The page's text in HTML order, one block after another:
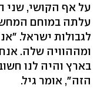
על אף הקושי, שני
עלתה במוחם
לגבולות ישראל.
ומההוויה שלה.
בארץ והיה לנו
הזה", אומר גיל.